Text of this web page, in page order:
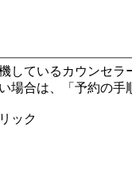
しているカウンセ
場合は、「予約の手
ック